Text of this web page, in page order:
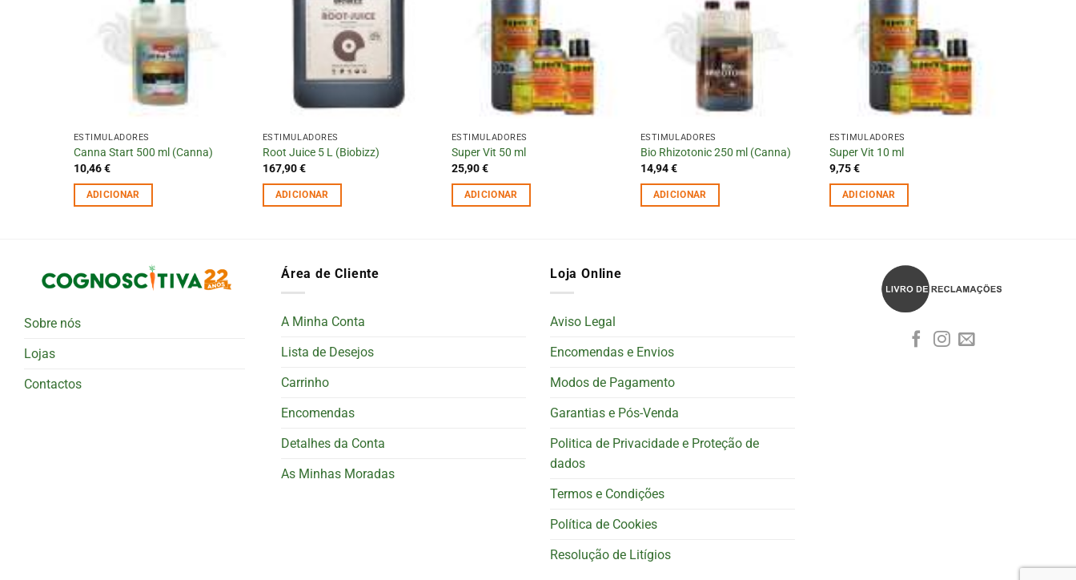
ESTIMULADORES
Canna Start 500 ml (Canna)
10,46€
ADICIONAR
ESTIMULADORES
Root Juice 5 L (Biobizz)
167,90€
ADICIONAR
ESTIMULADORES
Super Vit 50 ml
25,90€
ADICIONAR
ESTIMULADORES
Bio Rhizotonic 250 ml (Canna)
14,94€
ADICIONAR
ESTIMULADORES
Super Vit 10 ml
9,75€
ADICIONAR
Sobre nós
Lojas
Contactos
Área de Cliente
A Minha Conta
Lista de Desejos
Carrinho
Encomendas
Detalhes da Conta
As Minhas Moradas
Loja Online
Aviso Legal
Encomendas e Envios
Modos de Pagamento
Garantias e Pós-Venda
Politica de Privacidade e Proteção de
dados
Termos e Condições
Política de Cookies
Resolução de Litígios